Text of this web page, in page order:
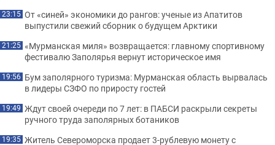
23:15 От «синей» экономики до рангов: ученые из Апатитов
выпустили свежий сборник о будущем Арктики
21:25 «Мурманская миля» возвращается: главному спортивному
фестивалю Заполярья вернут историческое имя
19:56 Бум заполярного туризма: Мурманская область вырвалась
в лидеры СЗФО по приросту гостей
19:49 Ждут своей очереди по 7 лет: в ПАБСИ раскрыли секреты
ручного труда заполярных ботаников
19:35 Житель Североморска продает 3-рублевую монету с